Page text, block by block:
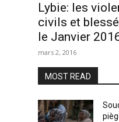
Lybie: les
civils et
le Janvier
mars 2, 2016
MOST READ